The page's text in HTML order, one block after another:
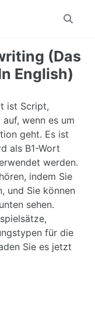
Toggle
(Das
English)
ist Script,
wenn es um
geht. Es ist
als B1-Wort
werden.
indem Sie
und Sie können
sehen.
für die
Sie es jetzt